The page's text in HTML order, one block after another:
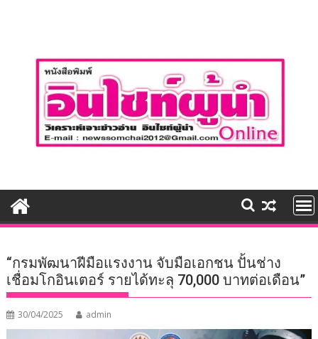
“กรมพัฒนาฝีมือแรงงาน จับมือเอกชน ปั้นช่าง
เชื่อมโกอินเตอร์ รายได้ทะลุ 70,000 บาทต่อเดือน”
30/04/2025 admin